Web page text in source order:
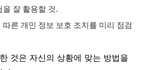
잘 활용할 것.
따른 개인 정보 보호 조치를 미리 점검
것은 자신의 상황에 맞는 방법을